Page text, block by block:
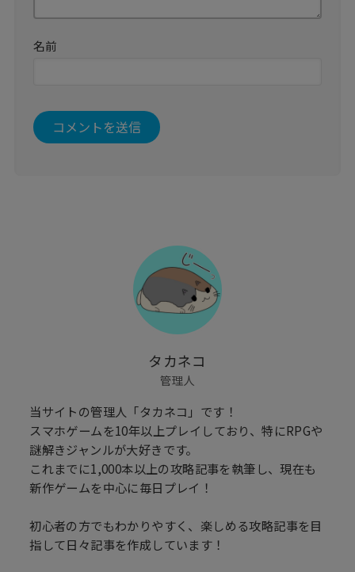
名前
タカネコ
管理人
当サイトの管理人「タカネコ」です！
スマホゲームを10年以上プレイしており、特にRPGや
謎解きジャンルが大好きです。
これまでに1,000本以上の攻略記事を執筆し、現在も
新作ゲームを中心に毎日プレイ！
初心者の方でもわかりやすく、楽しめる攻略記事を目
指して日々記事を作成しています！